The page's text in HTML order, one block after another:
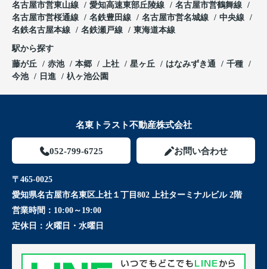
名古屋市営東山線
愛知高速東部丘陵線
名古屋市営鶴舞線
名古屋市営桜通線
名鉄豊田線 名古屋市営名城線
中央線
名鉄名古屋本線
名鉄瀬戸線 東海道本線
駅から探す
藤が丘
赤池 本郷 上社 星ヶ丘 はなみずき通
千種
今池
日進 杁ヶ池公園
名東トラスト不動産株式会社
052-799-6725 お問い合わせ
〒465-0025
愛知県名古屋市名東区上社１丁目802 上社ターミナルビル 2階
営業時間： 10:00～19:00
定休日： 火曜日・水曜日